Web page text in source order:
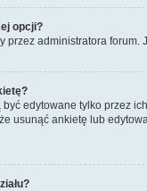
opcji?
przez administratora
edytowane tylko przez
usunąć ankietę lub